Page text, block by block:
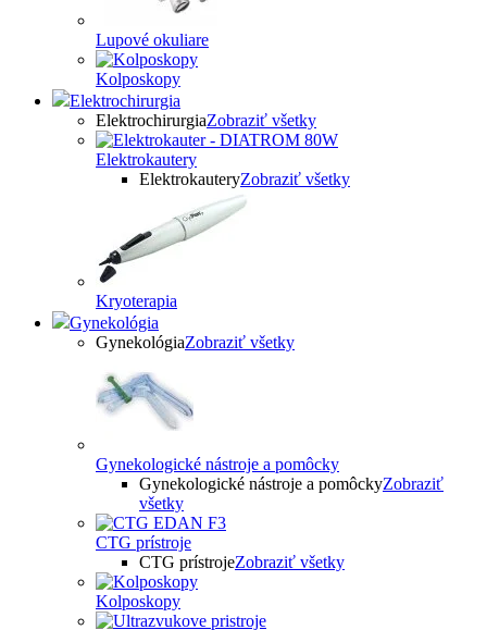
Lupové okuliare
Kolposkopy
Elektrochirurgia
ElektrochirurgiaZobraziť všetky
Elektrokautery
ElektrokauteryZobraziť všetky
Kryoterapia
Gynekológia
GynekológiaZobraziť všetky
Gynekologické nástroje a pomôcky
Gynekologické nástroje a pomôckyZobraziť
všetky
CTG prístroje
CTG prístrojeZobraziť všetky
Kolposkopy